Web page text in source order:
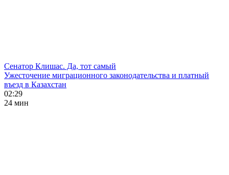
Сенатор Клишас. Да, тот самый
Ужесточение миграционного законодательства и платный
въезд в Казахстан
02:29
24 мин